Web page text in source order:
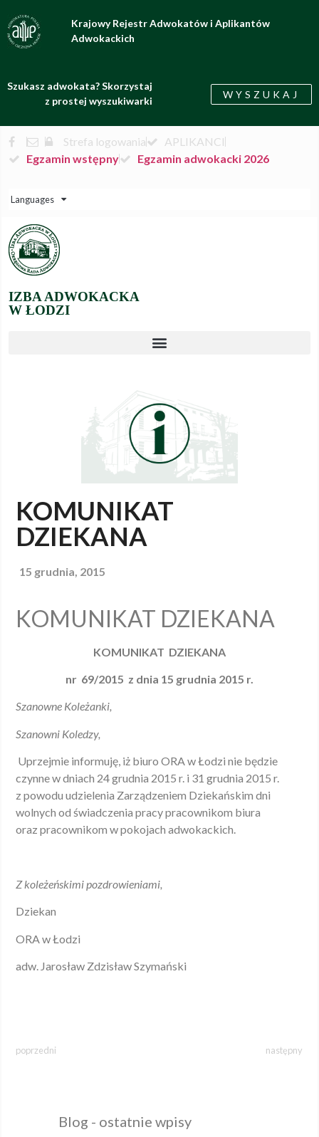
Krajowy Rejestr Adwokatów i Aplikantów
Adwokackich
Szukasz adwokata? Skorzystaj
z prostej wyszukiwarki
WYSZUKAJ
Strefa logowania
APLIKANCI
Egzamin wstępny
Egzamin adwokacki 2026
Languages
IZBA ADWOKACKA
W ŁODZI
KOMUNIKAT
DZIEKANA
15 grudnia, 2015
KOMUNIKAT DZIEKANA
KOMUNIKAT DZIEKANA
nr 69/2015 z dnia 15 grudnia 2015 r.
Szanowne Koleżanki,
Szanowni Koledzy,
Uprzejmie informuję, iż biuro ORA w Łodzi nie będzie
czynne w dniach 24 grudnia 2015 r. i 31 grudnia 2015 r.
z powodu udzielenia Zarządzeniem Dziekańskim dni
wolnych od świadczenia pracy pracownikom biura
oraz pracownikom w pokojach adwokackich.
Z koleżeńskimi pozdrowieniami,
Dziekan
ORA w Łodzi
adw. Jarosław Zdzisław Szymański
poprzedni następny
Blog - ostatnie wpisy